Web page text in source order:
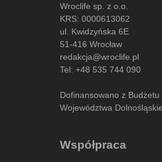
Wroclife sp. z o.o.
KRS: 0000613062
ul. Kwidzyńska 6E
51-416 Wrocław
redakcja@wroclife.pl
Tel: +48 535 744 090
Dofinansowano z Budżetu
Województwa
Współpraca